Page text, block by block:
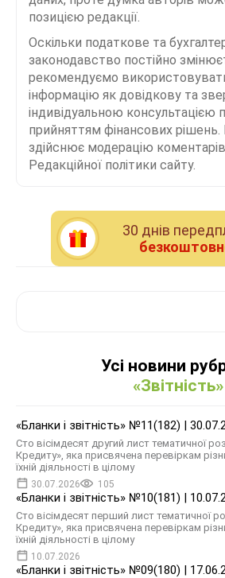
позицією редакції.
Оскільки податкове та
законодавство постійно
рекомендуємо
інформацію як довідкову та
індивідуальною консультацією
прийняттям фінансових рішень.
здійснює модерацію
Редакційної політики сайту.
30 днiв
Усі новини
«Звітність»
«Бланки і звітність» №11(182) |
Сто вісімдесят другий лист тематичної
Кредиту», яка присвячена перевіркам
їхній діяльності в цілому
30.07.2026 105
«Бланки і звітність» №10(181) |
Сто вісімдесят перший лист тематичної
Кредиту», яка присвячена перевіркам
їхній діяльності в цілому
10.07.2026
«Бланки і звітність» №09(180) |